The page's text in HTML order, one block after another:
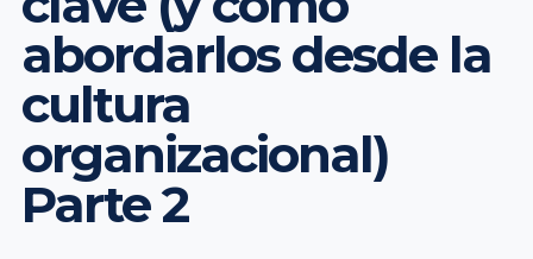
abordarlos desde la
cultura
organizacional)
Parte 2